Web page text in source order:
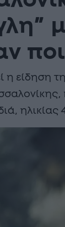
η είδηση
ηλικίας